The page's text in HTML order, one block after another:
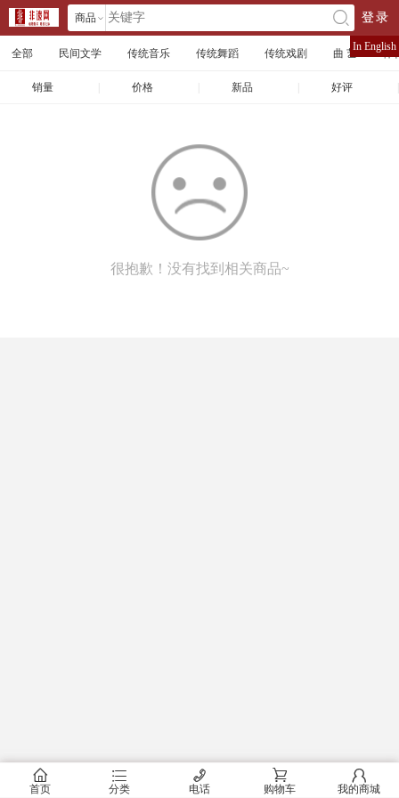
商品 󰄘 登录
全部 民间文学 传统音乐 传统舞蹈 传统戏剧 曲 艺 体
销量 价格 新品 好评
很抱歉！没有找到相关商品~
In English
󰂠
首页
󰂦
分类
󰄫
电话
󰂟
购物车
󰂢
我的商城